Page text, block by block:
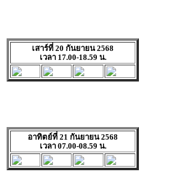
เสาร์ที่ 20 กันยายน 2568
เวลา 17.00-18.59 น.
อาทิตย์ที่ 21 กันยายน 2568
เวลา 07.00-08.59 น.